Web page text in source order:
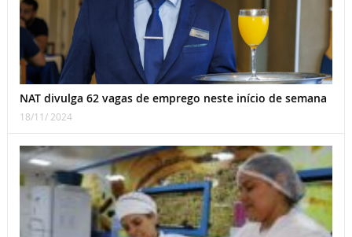
NAT divulga 62 vagas de emprego neste início de semana
18/11/ 2024